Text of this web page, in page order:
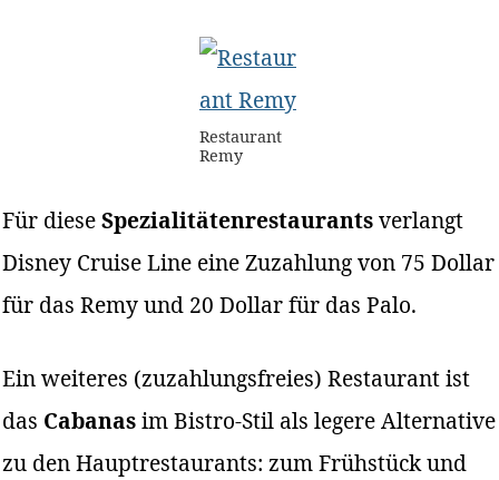
Restaurant
Remy
Für dieseSpezialitätenrestaurantsverlangt
Disney Cruise Line eine Zuzahlung von 75 Dollar
für das Remy und 20 Dollar für das Palo.
Ein weiteres (zuzahlungsfreies) Restaurant ist
das Cabanasim Bistro-Stil als legere Alternative
zu den Hauptrestaurants: zum Frühstück und